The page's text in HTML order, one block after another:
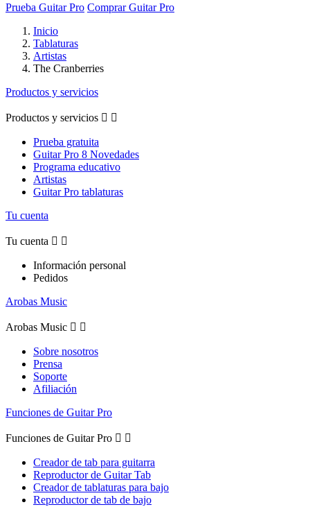
Prueba Guitar Pro Comprar Guitar Pro
Inicio
Tablaturas
Artistas
The Cranberries
Productos y servicios
Productos y servicios  
Prueba gratuita
Guitar Pro 8 Novedades
Programa educativo
Artistas
Guitar Pro tablaturas
Tu cuenta
Tu cuenta  
Información personal
Pedidos
Arobas Music
Arobas Music  
Sobre nosotros
Prensa
Soporte
Afiliación
Funciones de Guitar Pro
Funciones de Guitar Pro  
Creador de tab para guitarra
Reproductor de Guitar Tab
Creador de tablaturas para bajo
Reproductor de tab de bajo